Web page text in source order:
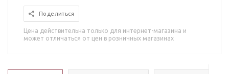
Поделиться
Цена действительна только для интернет-магазина и
может отличаться от цен в розничных магазинах